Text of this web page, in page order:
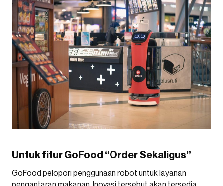
Untuk fitur GoFood “Order Sekaligus”
GoFood pelopori penggunaan robot untuk layanan
pengantaran makanan. Inovasi tersebut akan tersedia